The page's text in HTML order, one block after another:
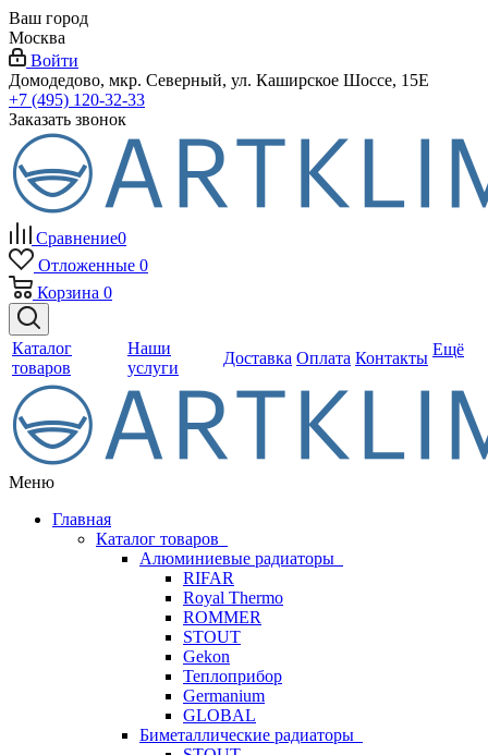
Ваш город
Москва
Войти
Домодедово, мкр. Северный, ул. Каширское Шоссе, 15Е
+7 (495) 120-32-33
Заказать звонок
Сравнение0
Отложенные 0
Корзина 0
Каталог
товаров
Наши
услуги
Доставка Оплата Контакты Ещё
Меню
Главная
Каталог товаров
Алюминиевые радиаторы
RIFAR
Royal Thermo
ROMMER
STOUT
Gekon
Теплоприбор
Germanium
GLOBAL
Биметаллические радиаторы